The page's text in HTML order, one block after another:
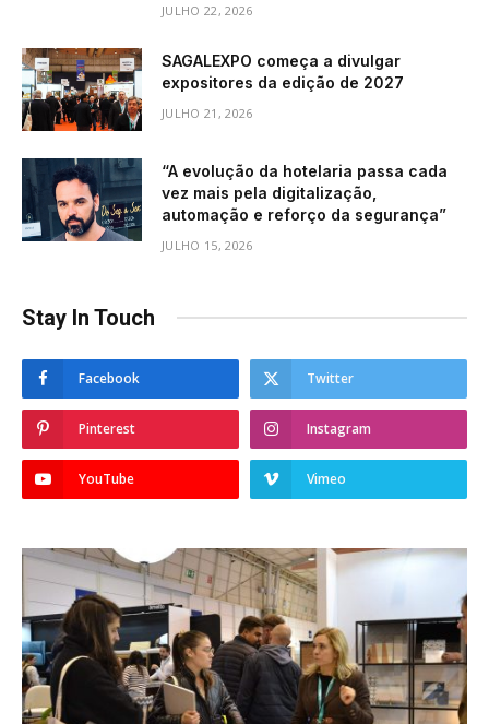
JULHO 22, 2026
SAGALEXPO começa a divulgar
expositores da edição de 2027
JULHO 21, 2026
“A evolução da hotelaria passa cada
vez mais pela digitalização,
automação e reforço da segurança”
JULHO 15, 2026
Stay In Touch
Facebook Twitter
Pinterest Instagram
YouTube Vimeo